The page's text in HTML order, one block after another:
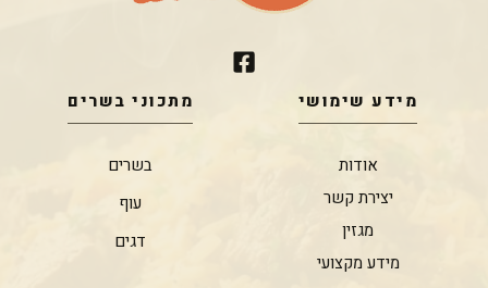
מידע שימושי
אודות
יצירת קשר
מגזין
מידע מקצועי
מתכוני בשרים
בשרים
עוף
דגים